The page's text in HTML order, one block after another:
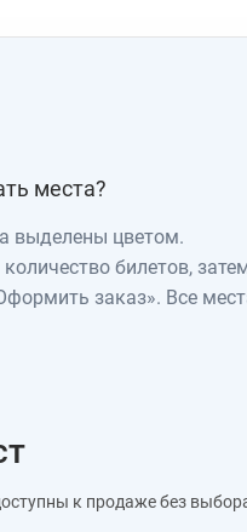
места?
выделены цветом.
билетов,
заказ». Все
к продаже без